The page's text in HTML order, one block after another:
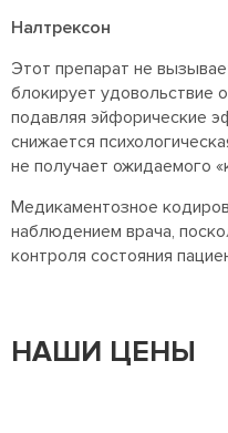
Налтрексон
Этот препарат не
блокирует удовольствие
подавляя эйфорические
снижается
не получает ожидаемого
Медикаментозное
наблюдением врача,
контроля состояния
НАШИ ЦЕНЫ